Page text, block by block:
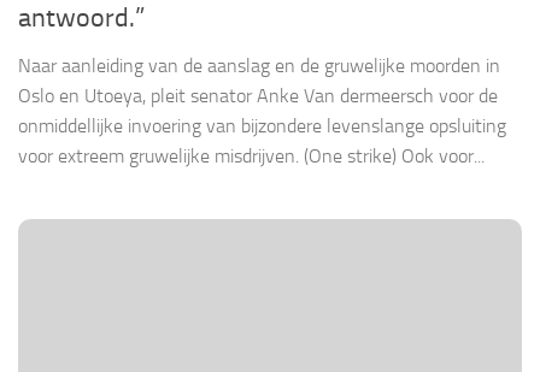
antwoord.”
Naar aanleiding van de aanslag en de gruwelijke moorden in
Oslo en Utoeya, pleit senator Anke Van dermeersch voor de
onmiddellijke invoering van bijzondere levenslange opsluiting
voor extreem gruwelijke misdrijven. (One strike) Ook voor...